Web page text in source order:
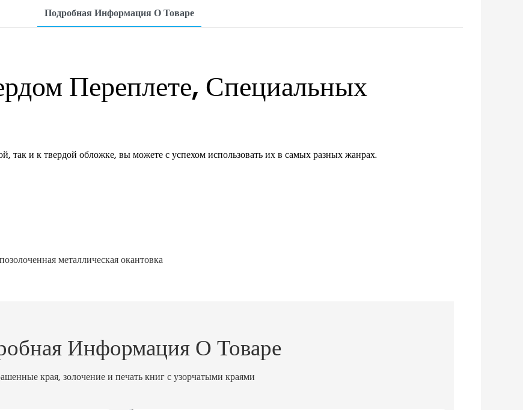
Подробная Информация О Товаре
Переплете, Специальных
так и к твердой обложке, вы можете с успехом использовать их в самых разных жанрах.
позолоченная металлическая окантовка
Информация О Товаре
края, золочение и печать книг с узорчатыми краями